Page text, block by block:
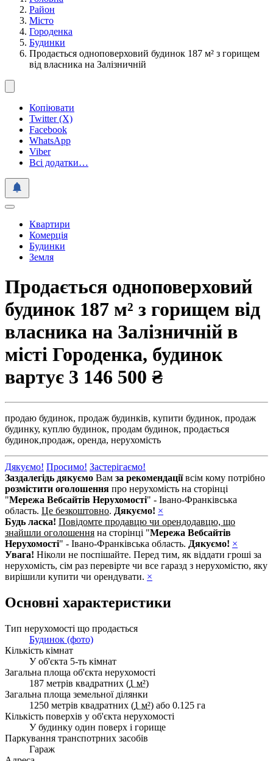
Район
Місто
Городенка
Будинки
Продається одноповерховий будинок 187 м² з горищем
від власника на Залізничній
Копіювати
Twitter (X)
Facebook
WhatsApp
Viber
Всі додатки…
Квартири
Комерція
Будинки
Земля
Продається одноповерховий
будинок 187 м² з горищем від
власника на Залізничній в
місті Городенка, будинок
вартує 3 146 500 ₴
продаю будинок, продаж будинків, купити будинок, продаж
будинку, куплю будинок, продам будинок, продається
будинок,продаж, оренда, нерухомість
Дякуємо! Просимо! Застерігаємо!
Заздалегідь дякуємо Вам за рекомендаціївсім кому потрібно
розмістити оголошення про нерухомість на сторінці
"Мережа Вебсайтів Нерухомості" - Івано-Франківська
область. Це безкоштовно. Дякуємо! ×
Будь ласка! Повідомте продавцю чи орендодавцю, що
знайшли оголошення на сторінці "Мережа Вебсайтів
Нерухомості" - Івано-Франківська область. Дякуємо! ×
Увага! Ніколи не поспішайте. Перед тим, як віддати гроші за
нерухомість, сім раз перевірте чи все гаразд з нерухомістю, яку
вирішили купити чи орендувати. ×
Основні характеристики
Тип нерухомості що продається
Будинок (фото)
Кількість кімнат
У об'єкта 5-ть кімнат
Загальна площа об'єкта нерухомості
187 метрів квадратних (1 м²)
Загальна площа земельної ділянки
1250 метрів квадратних (1 м²) або 0.125 га
Кількість поверхів у об'єкта нерухомості
У будинку один поверх і горище
Паркування транспотрних засобів
Гараж